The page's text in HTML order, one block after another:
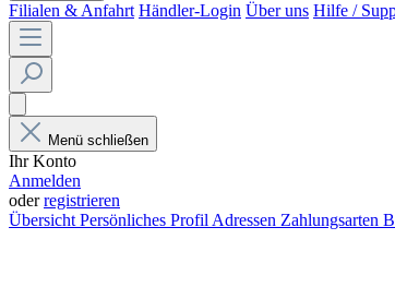
Filialen & Anfahrt Händler-Login Über uns Hilfe /
Menü schließen
Ihr Konto
Anmelden
oderregistrieren
ÜbersichtPersönliches ProfilAdressen Zahlungsarten